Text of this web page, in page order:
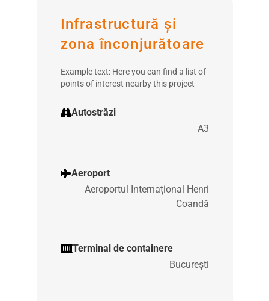
Infrastructură și
zona înconjurătoare
Example text: Here you can find a list of
points of interest nearby this project
Autostrăzi
A3
Aeroport
Aeroportul Internațional Henri
Coandă
Terminal de containere
București